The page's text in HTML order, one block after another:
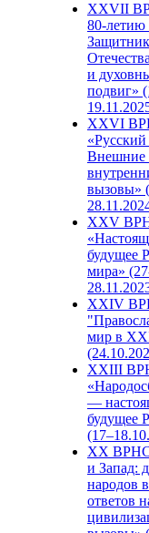
ХХVII
80-
и
подвиг»
XXVI
Внешние
вызовы»
XXV
будущее
мира»
XXIV
мир в
XXIII
—
будущее
XX ВРНС
и Запад:
народов
ответов